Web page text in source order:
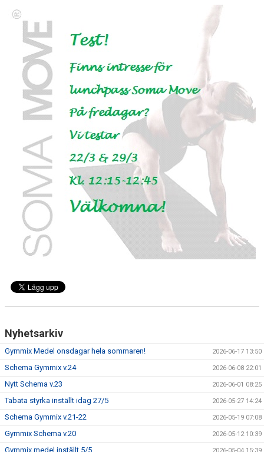
KALENDER
DOKUMENT
Nyhetsarkiv
Gymmix Medel onsdagar hela sommaren! 2026-06-17 13:50
Schema Gymmix v.24 2026-06-08 22:01
Nytt Schema v.23 2026-06-01 08:25
Tabata styrka inställt idag 27/5 2026-05-27 14:24
Schema Gymmix v.21-22 2026-05-19 07:08
Gymmix Schema v.20 2026-05-12 10:39
Gymmix medel inställt 5/5